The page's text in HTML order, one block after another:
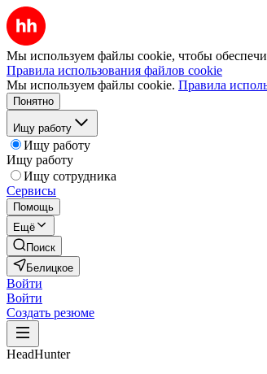
Мы используем файлы cookie, чтобы
Правила использования файлов cookie
Мы используем файлы cookie. Правила
Понятно
Ищу работу
Ищу работу
Ищу работу
Ищу сотрудника
Сервисы
Помощь
Ещё
Поиск
Белицкое
Войти
Войти
Создать резюме
HeadHunter